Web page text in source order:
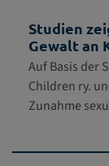
Studien
Gewalt an
Auf Basis der
Children ry.
Zunahme